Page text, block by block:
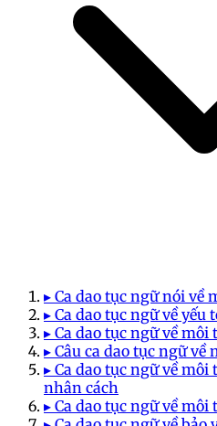
▸ Ca dao tục ngữ nói về
▸ Ca dao tục ngữ về
▸ Ca dao tục ngữ về
▸ Câu ca dao tục ngữ
▸ Ca dao tục ngữ về
nhân cách
▸ Ca dao tục ngữ về